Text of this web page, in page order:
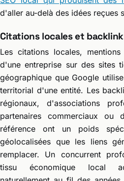
d'aller au-delà des idées reçues
Citations locales et
Les citations locales,
d'une entreprise sur des sites
géographique que Google
territorial d'une entité. Les
régionaux, d'associations
partenaires commerciaux ou
référence ont un poids
géolocalisées que les liens
remplacer. Un concurrent
tissu économique local